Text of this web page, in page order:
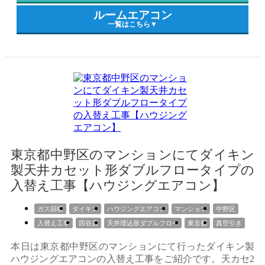
ルームエアコン
一覧はこちら▼
東京都中野区のマンションにてダイキン
製天井カセット形ダブルフロータイプの
入替え工事【ハウジングエアコン】
ガス回収 ダイキン ハウジングエアコン マンション
中野区
入替え工事
四谷店 天井埋込形ダブルフロー 東京都 真空引き
本日は東京都中野区のマンションにて行ったダイキン製
ハウジングエアコンの入替え工事をご紹介です。天カセ2